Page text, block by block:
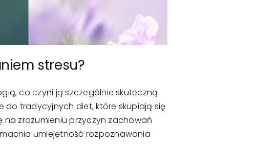
stresu?
co czyni ją szczególnie skuteczną
do tradycyjnych diet, które skupiają się
zrozumieniu przyczyn zachowań
umiejętność rozpoznawania